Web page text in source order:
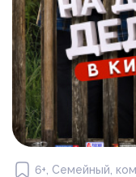
6+, Семейный,